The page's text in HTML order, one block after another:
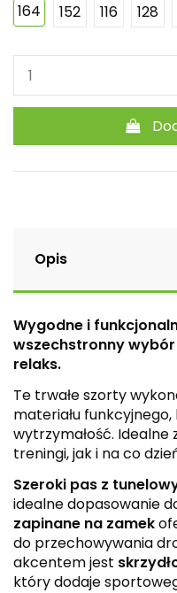
164
152 116 128
Opis
Wygodne i
wszechstronny
relaks.
Te trwałe szorty
materiału
wytrzymałość.
treningi, jak i na co
Szeroki pas z
idealne dopasowanie
zapinane na zamek
do przechowywania
akcentem jest
który dodaje